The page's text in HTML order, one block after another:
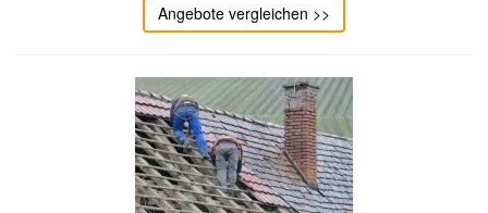
Angebote vergleichen >>